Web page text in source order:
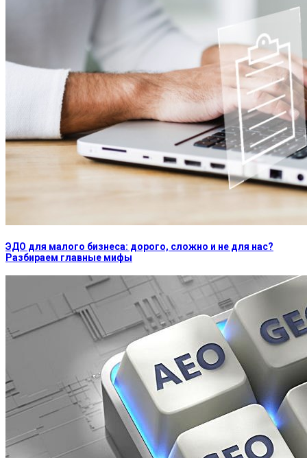
ЭДО для малого бизнеса: дорого, сложно и не для нас?
Разбираем главные мифы